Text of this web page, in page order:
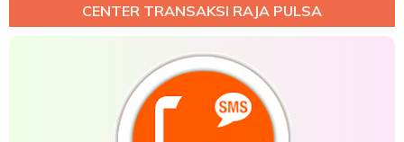
CENTER TRANSAKSI RAJA PULSA